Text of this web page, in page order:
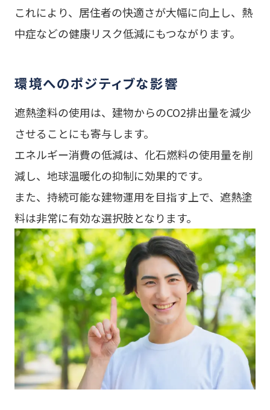
これにより、居住者の快適さが大幅に向上し、熱
中症などの健康リスク低減にもつながります。
環境へのポジティブな影響
遮熱塗料の使用は、建物からのCO2排出量を減少
させることにも寄与します。
エネルギー消費の低減は、化石燃料の使用量を削
減し、地球温暖化の抑制に効果的です。
また、持続可能な建物運用を目指す上で、遮熱塗
料は非常に有効な選択肢となります。